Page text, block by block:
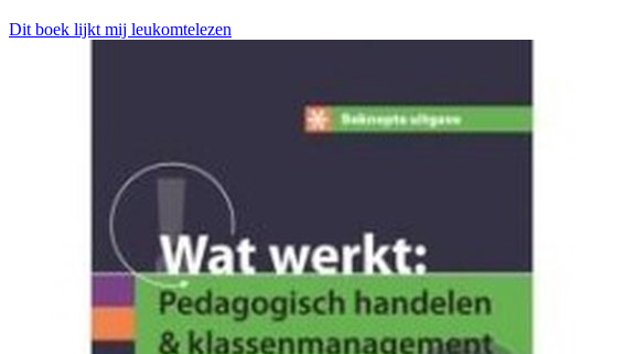
Dit boek lijkt mij leukomtelezen